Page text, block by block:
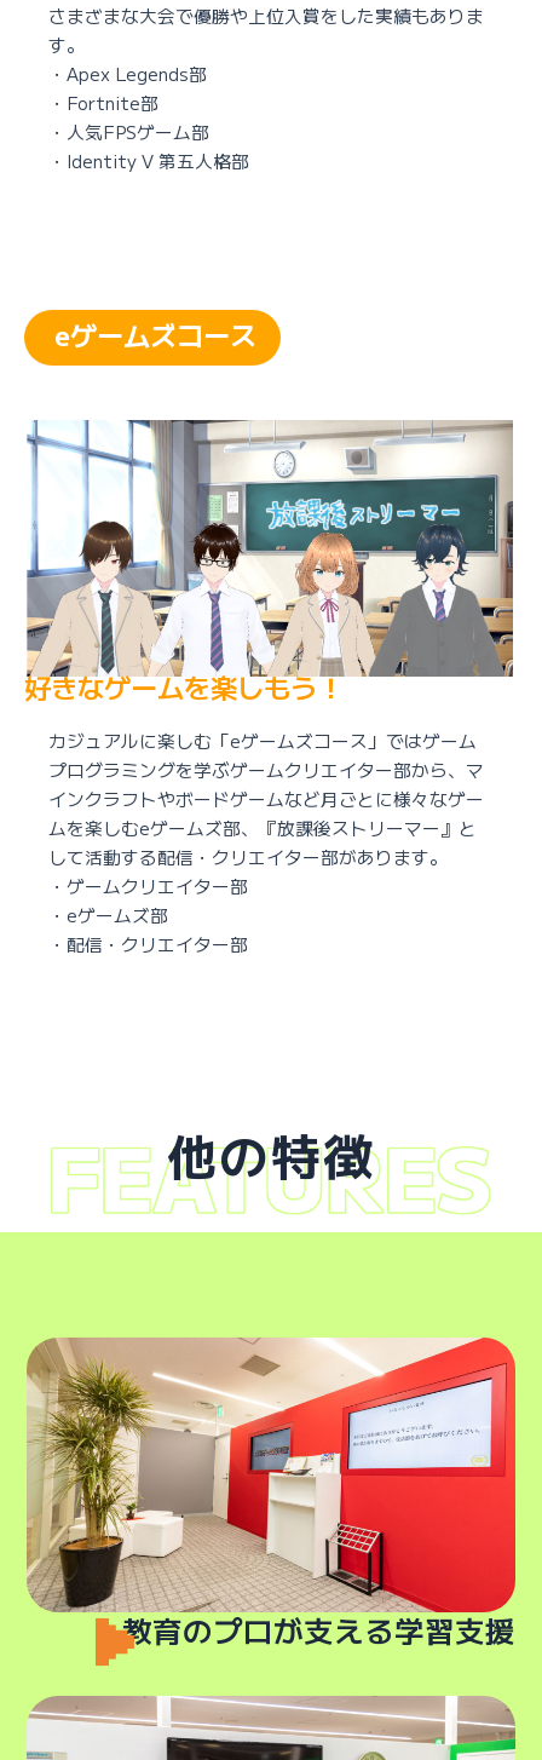
さまざまな大会で優勝や上位入賞をした実績もありま
す。
・Apex Legends部
・Fortnite部
・人気FPSゲーム部
・Identity V 第五人格部
eゲームズコース
好きなゲームを楽しもう！
カジュアルに楽しむ「eゲームズコース」ではゲーム
プログラミングを学ぶゲームクリエイター部から、マ
インクラフトやボードゲームなど月ごとに様々なゲー
ムを楽しむeゲームズ部、『放課後ストリーマー』と
して活動する配信・クリエイター部があります。
・ゲームクリエイター部
・eゲームズ部
・配信・クリエイター部
他の特徴
教育のプロが支える学習支援